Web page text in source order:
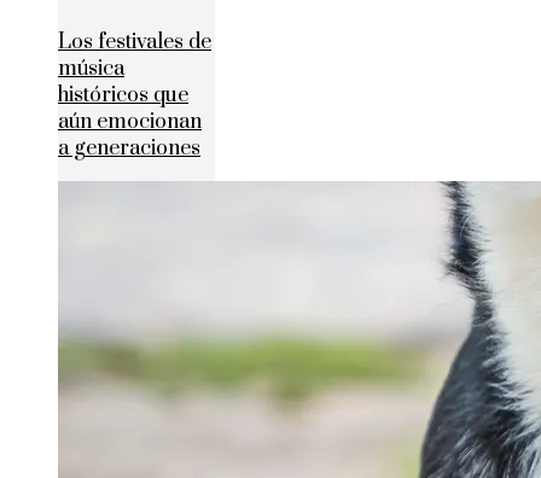
Los festivales de
música
históricos que
aún emocionan
a generaciones